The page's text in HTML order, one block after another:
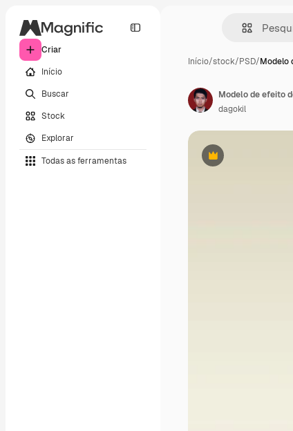
Criar
Início
Buscar
Stock
Explorar
Todas as ferramentas
Início/stock/PSD/Modelo
Premium
Modelo de efeito
dagokil